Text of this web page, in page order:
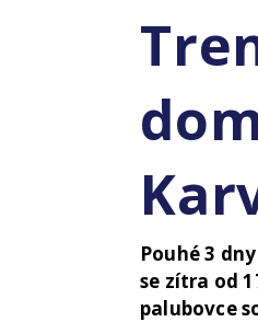
Pouhé 3
se zítra od
palubovce